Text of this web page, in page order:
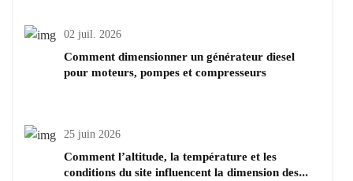
02 juil. 2026
Comment dimensionner un générateur diesel
pour moteurs, pompes et compresseurs
25 juin 2026
Comment l’altitude, la température et les
conditions du site influencent la dimension des